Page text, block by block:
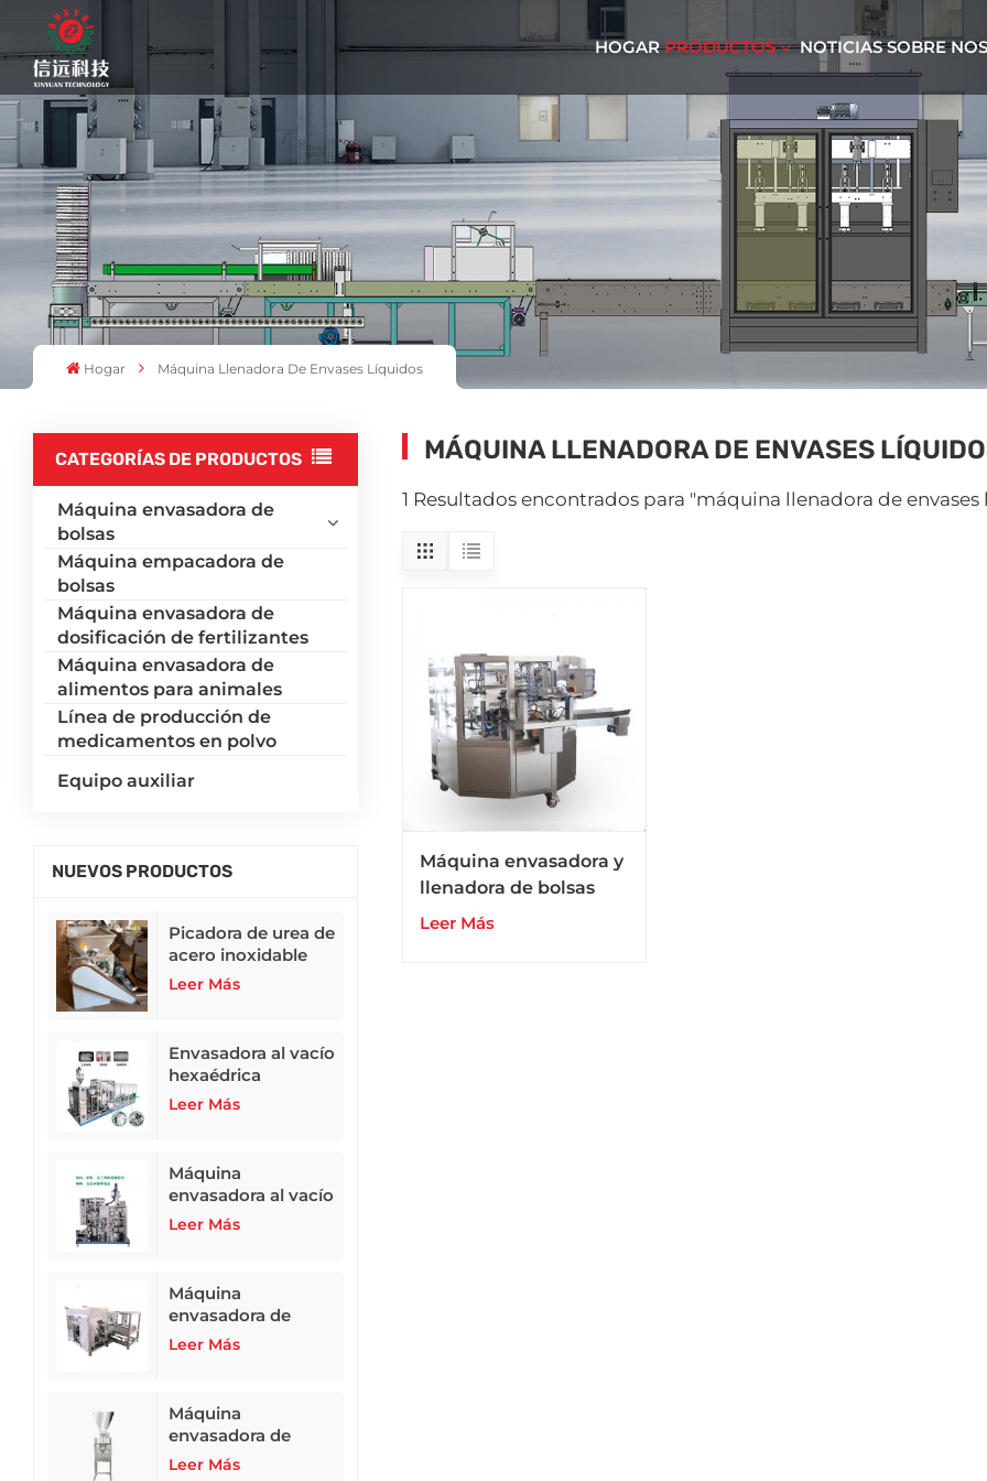
HOGAR PRODUCTOS NOTICIAS SOBRE
Hogar Máquina Llenadora De Envases Líquidos
CATEGORÍAS DE PRODUCTOS
Máquina envasadora de
bolsas
Máquina empacadora de
bolsas
Máquina envasadora de
dosificación de fertilizantes
Máquina envasadora de
alimentos para animales
Línea de producción de
medicamentos en polvo
Equipo auxiliar
NUEVOS PRODUCTOS
Picadora de urea de
acero inoxidable
304
Leer Más
Envasadora al vacío
hexaédrica
totalmente
Leer Más
Máquina
envasadora al vacío
hexaédrica
Leer Más
Máquina
envasadora de
alimento para
automática de 10 a
50 kg
Leer Más
Máquina
envasadora de
leche en polvo,
Leer Más
MÁQUINA LLENADORA DE ENVASES
1 Resultados encontrados para "máquina llenadora de
Máquina envasadora y
llenadora de bolsas
doypack con cierre
Leer Más